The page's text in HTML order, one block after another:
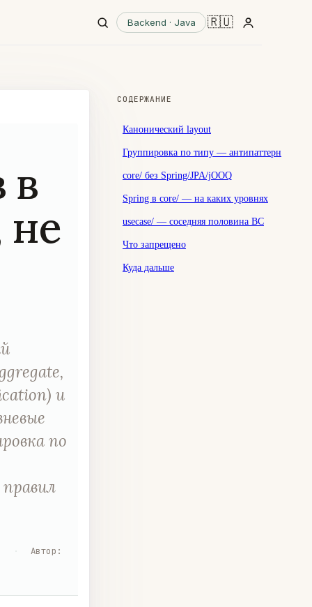
Backend · Java 🇷🇺
в
не
и
по
Автор :
СОДЕРЖАНИЕ
Канонический layout
Группировка по типу — антипаттерн
core/ без Spring/JPA/jOOQ
Spring в core/ — на каких уровнях
usecase/ — соседняя половина BC
Что запрещено
Куда дальше